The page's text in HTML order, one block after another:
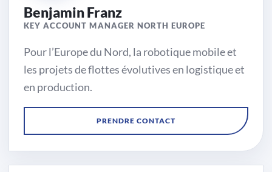
Benjamin Franz
KEY ACCOUNT MANAGER NORTH EUROPE
Pour l’Europe du Nord, la robotique mobile et
les projets de flottes évolutives en logistique et
en production.
PRENDRE CONTACT
Europe du
Nord